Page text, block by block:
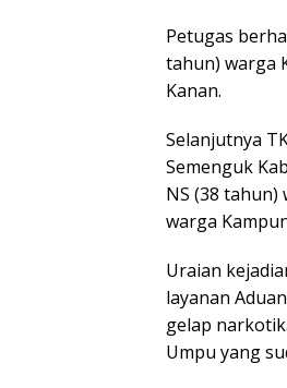
Petugas
tahun) warga
Kanan.
Selanjutnya
Semenguk
NS (38 tahun)
warga
Uraian
layanan
gelap
Umpu yang